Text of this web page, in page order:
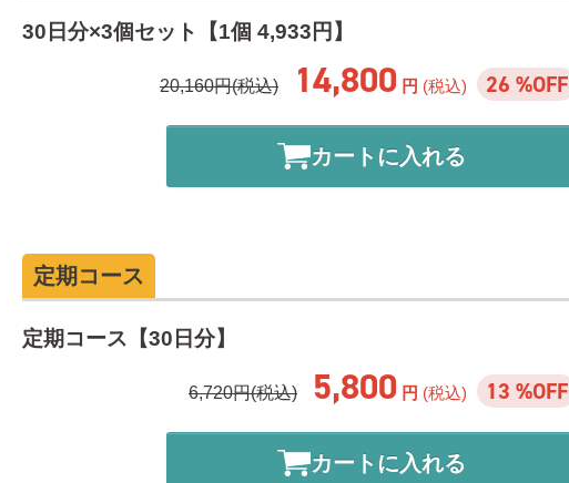
30日分×3個セット【1個 4,933円】
20,160円(税込) 14,800 円 (税込) 26 %OFF
カートに入れる
定期コース
定期コース【30日分】
6,720円(税込) 5,800 円 (税込) 13 %OFF
カートに入れる